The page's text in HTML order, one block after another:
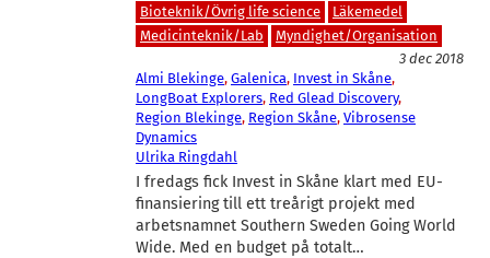
Bioteknik/Övrig life science
Läkemedel
Medicinteknik/Lab
Myndighet/Organisation
3 dec 2018
Almi Blekinge, Galenica, Invest in Skåne
LongBoat Explorers, Red Glead Discovery
Region Blekinge, Region Skåne, Vibrosense
Dynamics
Ulrika Ringdahl
I fredags fick Invest in Skåne klart med EU-
finansiering till ett treårigt projekt med
arbetsnamnet Southern Sweden Going World
Wide. Med en budget på totalt…